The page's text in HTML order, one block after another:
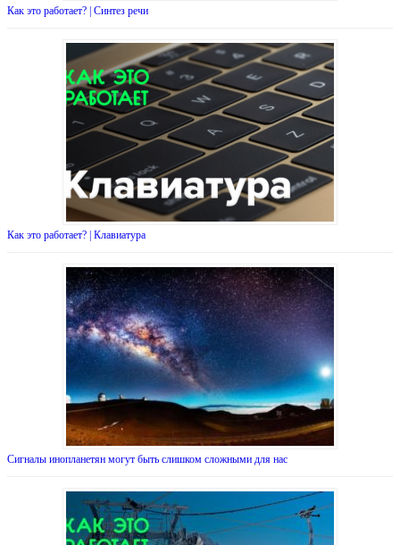
Как это работает? | Синтез речи
Как это работает? | Клавиатура
Сигналы инопланетян могут быть слишком сложными для нас